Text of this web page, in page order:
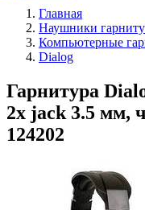
Главная
Наушники
Компьютерные
Dialog
Гарнитура
2x jack 3.5 мм,
124202